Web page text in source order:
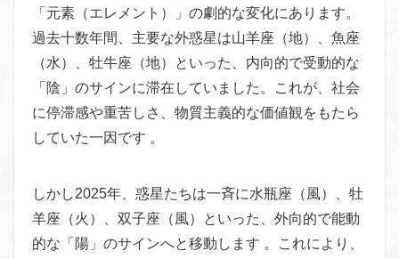
「元素（エレメント）」の劇的な変化にあります。
過去十数年間、主要な外惑星は山羊座（地）、魚座
（水）、牡牛座（地）といった、内向的で受動的な
「陰」のサインに滞在していました。これが、社会
に停滞感や重苦しさ、物質主義的な価値観をもたら
していた一因です 。
しかし2025年、惑星たちは一斉に水瓶座（風）、牡
羊座（火）、双子座（風）といった、外向的で能動
的な「陽」のサインへと移動します 。これにより、